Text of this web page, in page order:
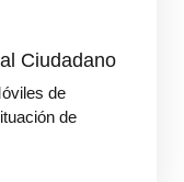
Ciudadano
de
de